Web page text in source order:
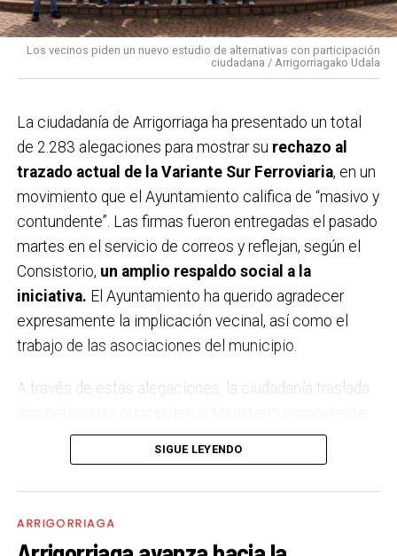
Los vecinos piden un nuevo estudio de alternativas con participación
ciudadana / Arrigorriagako Udala
La ciudadanía de Arrigorriaga ha presentado un total
de 2.283 alegaciones para mostrar su rechazo al
trazado actual de la Variante Sur Ferroviaria, en un
movimiento que el Ayuntamiento califica de “masivo y
contundente”. Las firmas fueron entregadas el pasado
martes en el servicio de correos y reflejan, según el
Consistorio, un amplio respaldo social a la
iniciativa. El Ayuntamiento ha querido agradecer
expresamente la implicación vecinal, así como el
trabajo de las asociaciones del municipio.
A través de estas alegaciones, la ciudadanía traslada
por un lado,que no se apruebe definitivamente el
estudio informativoni se licite el proyecto en su
forma actual; y por otro, que se impulseun nuevo
SIGUE LEYENDO
ARRIGORRIAGA